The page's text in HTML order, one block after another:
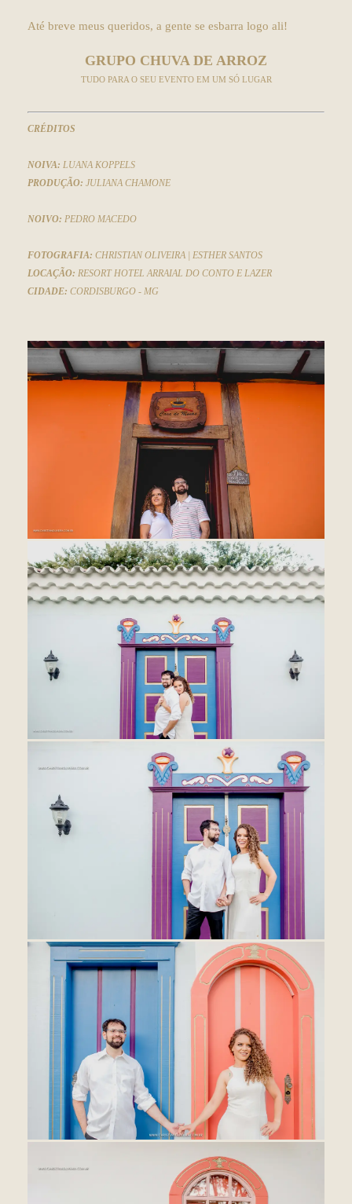
Até breve meus queridos, a gente se esbarra logo ali!
GRUPO CHUVA DE ARROZ
TUDO PARA O SEU EVENTO EM UM SÓ LUGAR
CRÉDITOS
NOIVA: LUANA KOPPELS
PRODUÇÃO: JULIANA CHAMONE
NOIVO: PEDRO MACEDO
FOTOGRAFIA: CHRISTIAN OLIVEIRA | ESTHER SANTOS
LOCAÇÃO: RESORT HOTEL ARRAIAL DO CONTO E LAZER
CIDADE: CORDISBURGO - MG